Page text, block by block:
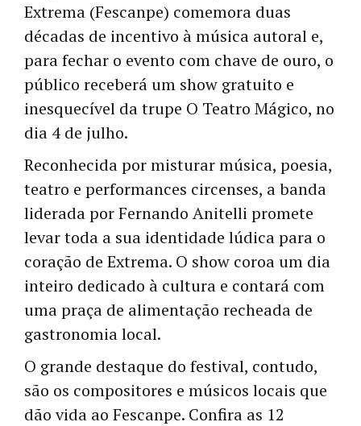
Extrema (Fescanpe) comemora duas
décadas de incentivo à música autoral e,
para fechar o evento com chave de ouro, o
público receberá um show gratuito e
inesquecível da trupe O Teatro Mágico, no
dia 4 de julho.
Reconhecida por misturar música, poesia,
teatro e performances circenses, a banda
liderada por Fernando Anitelli promete
levar toda a sua identidade lúdica para o
coração de Extrema. O show coroa um dia
inteiro dedicado à cultura e contará com
uma praça de alimentação recheada de
gastronomia local.
O grande destaque do festival, contudo,
são os compositores e músicos locais que
dão vida ao Fescanpe. Confira as 12